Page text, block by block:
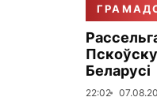
Беларусі
22:02